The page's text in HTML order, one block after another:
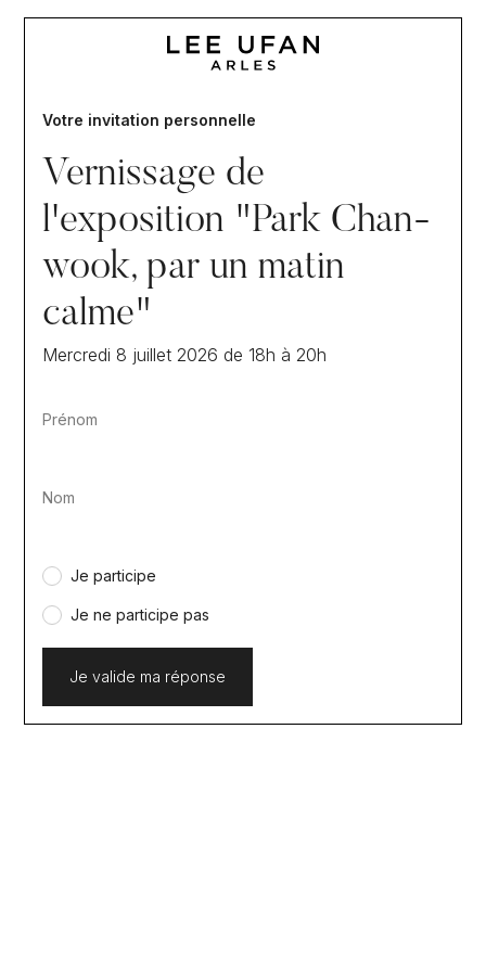
Votre invitation personnelle
Vernissage de
l'exposition "Park Chan-
wook, par un matin
calme"
Mercredi 8 juillet 2026 de 18h à 20h
Prénom
Nom
Je participe
Je ne participe pas